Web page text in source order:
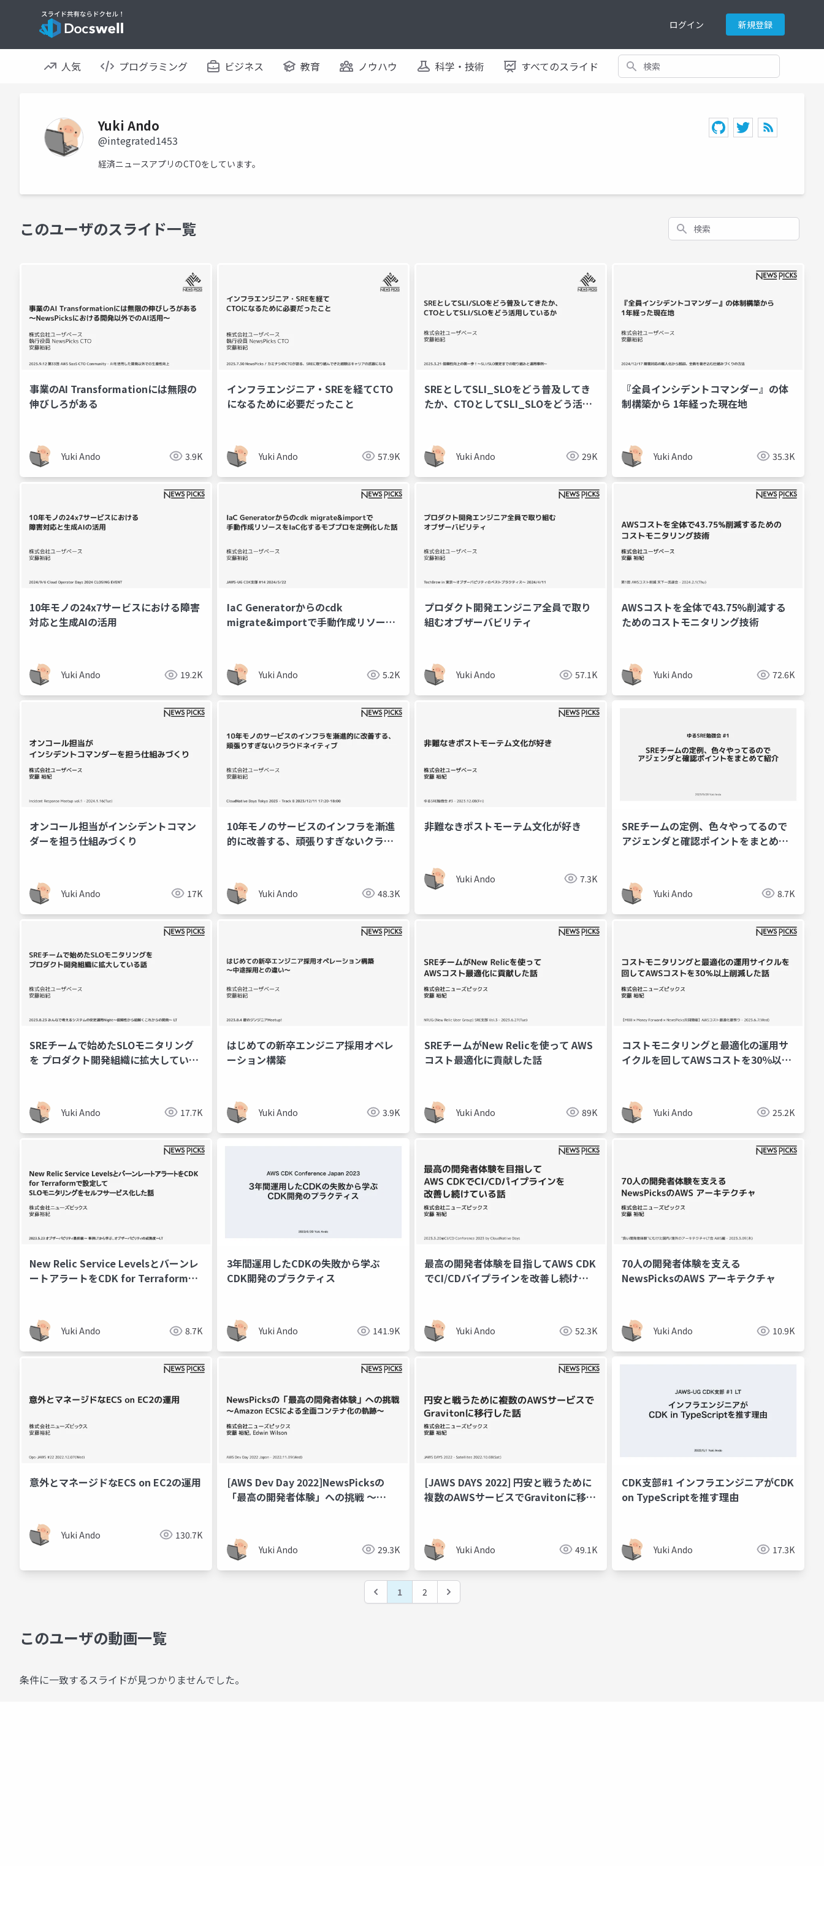
ログイン 新規登録
人気 プログラミング ビジネス 教育 ノウハウ 科学・技術 すべてのスライド 検索
Yuki Ando
@integrated1453
経済ニュースアプリのCTOをしています。
このユーザのスライド一覧 検索
事業のAI Transformationには無限の
伸びしろがある
Yuki Ando 3.9K
インフラエンジニア・SREを経てCTO
になるために必要だったこと
Yuki Ando 57.9K
SREとしてSLI_SLOをどう普及してき
たか、CTOとしてSLI_SLOをどう活用
Yuki Ando 29K
『全員インシデントコマンダー』の体
制構築から 1年経った現在地
Yuki Ando 35.3K
10年モノの24x7サービスにおける障害
対応と生成AIの活用
Yuki Ando 19.2K
IaC Generatorからのcdk
migrate&importで手動作成リソース
Yuki Ando 5.2K
プロダクト開発エンジニア全員で取り
組むオブザーバビリティ
Yuki Ando 57.1K
AWSコストを全体で43.75%削減する
ためのコストモニタリング技術
Yuki Ando 72.6K
オンコール担当がインシデントコマン
ダーを担う仕組みづくり
Yuki Ando 17K
10年モノのサービスのインフラを漸進
的に改善する、頑張りすぎないクラウ
Yuki Ando 48.3K
非難なきポストモーテム文化が好き
Yuki Ando 7.3K
SREチームの定例、色々やってるので
アジェンダと確認ポイントをまとめて
Yuki Ando 8.7K
SREチームで始めたSLOモニタリング
を プロダクト開発組織に拡大している
Yuki Ando 17.7K
はじめての新卒エンジニア採用オペレ
ーション構築
Yuki Ando 3.9K
SREチームがNew Relicを使って AWS
コスト最適化に貢献した話
Yuki Ando 89K
コストモニタリングと最適化の運用サ
イクルを回してAWSコストを30％以上
Yuki Ando 25.2K
New Relic Service Levelsとバーンレ
ートアラートをCDK for Terraformで
Yuki Ando 8.7K
3年間運用したCDKの失敗から学ぶ
CDK開発のプラクティス
Yuki Ando 141.9K
最高の開発者体験を目指してAWS CDK
でCI/CDパイプラインを改善し続けて
Yuki Ando 52.3K
70人の開発者体験を支える
NewsPicksのAWS アーキテクチャ
Yuki Ando 10.9K
意外とマネージドなECS on EC2の運用
Yuki Ando 130.7K
[AWS Dev Day 2022]NewsPicksの
「最高の開発者体験」への挑戦 〜
Yuki Ando 29.3K
[JAWS DAYS 2022] 円安と戦うために
複数のAWSサービスでGravitonに移行
Yuki Ando 49.1K
CDK支部#1 インフラエンジニアがCDK
on TypeScriptを推す理由
Yuki Ando 17.3K
1 2
このユーザの動画一覧
条件に一致するスライドが見つかりませんでした。